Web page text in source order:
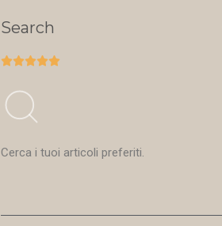
Search

Cerca i tuoi articoli preferiti.